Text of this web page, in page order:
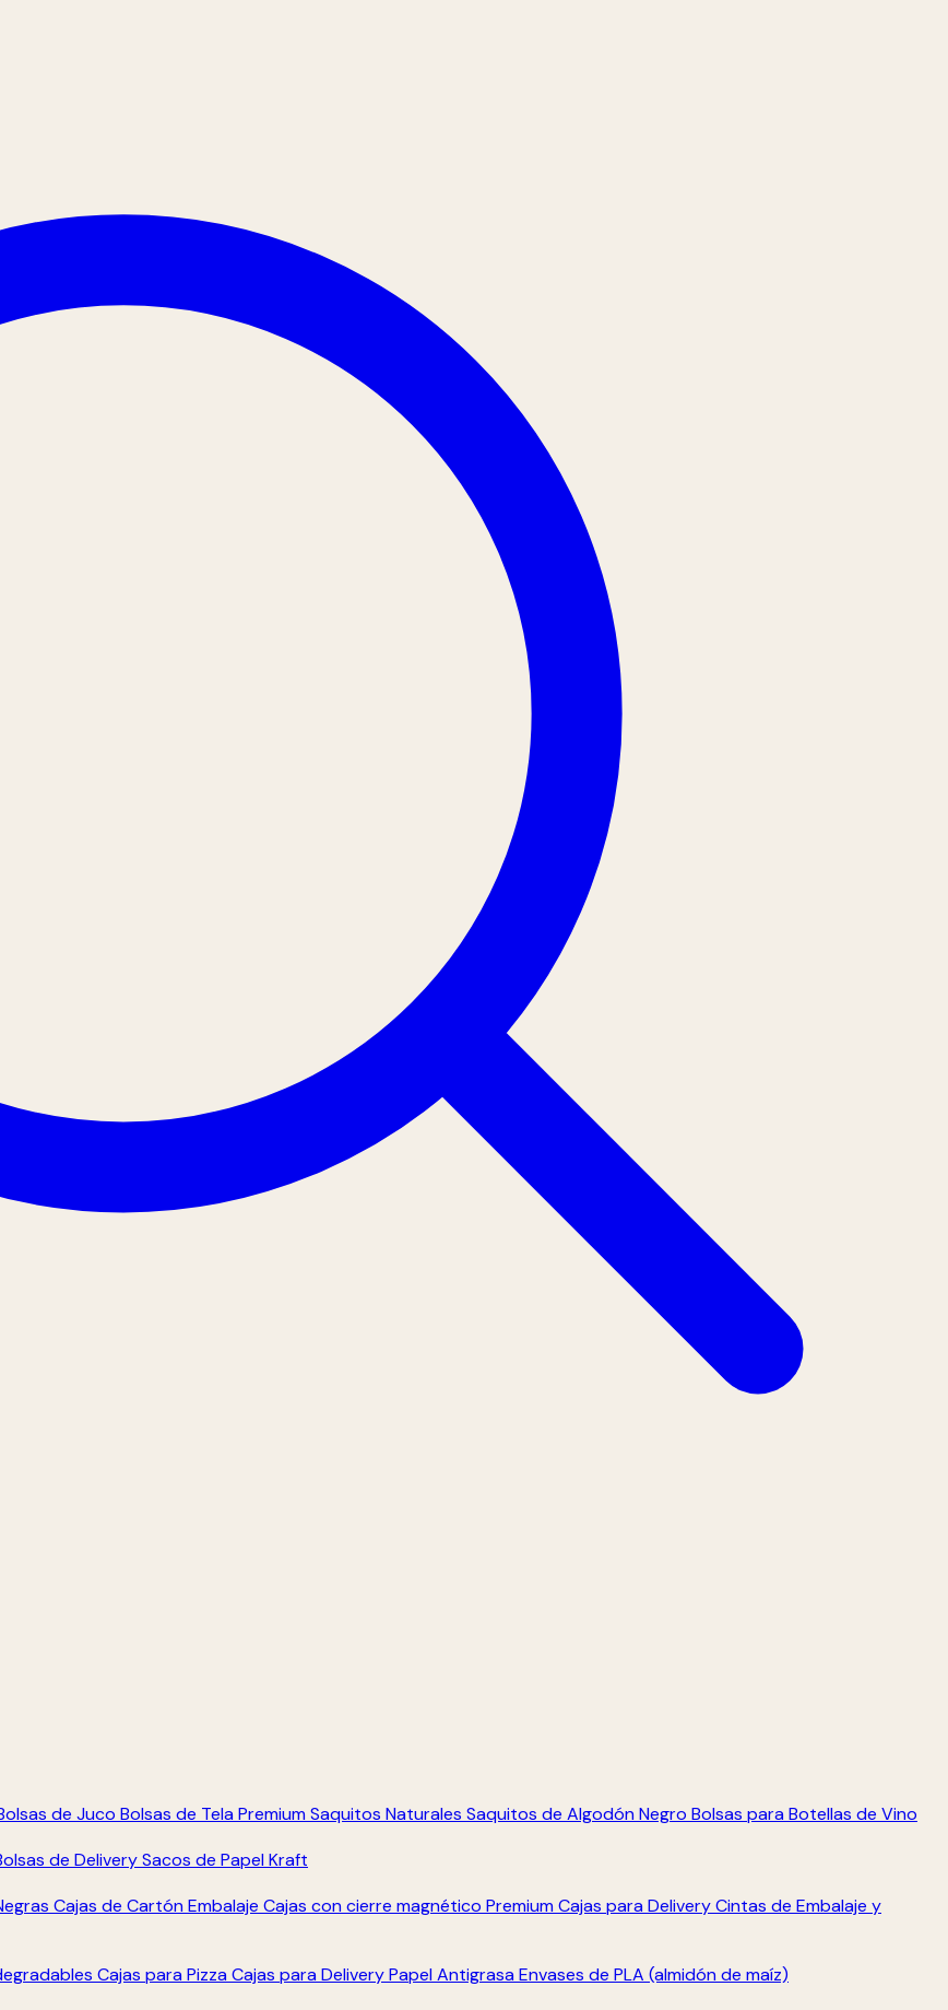
de Juco Bolsas de Tela Premium Saquitos Naturales Saquitos de Algodón Negro Bolsas para Botellas de Vino
de DeliverySacos de Papel Kraft
Cajas de Cartón Embalaje Cajas con cierre magnético Premium Cajas para DeliveryCintas de Embalaje y
Cajas para Pizza Cajas para DeliveryPapel Antigrasa Envases de PLA (almidón de maíz)